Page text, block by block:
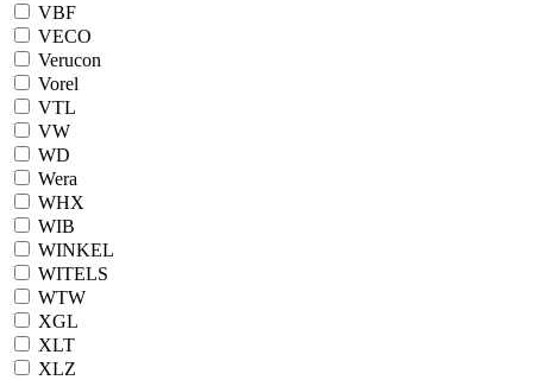
VBF
VECO
Verucon
Vorel
VTL
VW
WD
Wera
WHX
WIB
WINKEL
WITELS
WTW
XGL
XLT
XLZ